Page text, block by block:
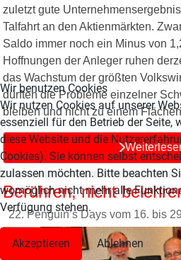
zuletzt gute
Talfahrt an den Aktienmärkten.
Saldo immer noch ein Minus von
Hoffnungen der Anleger ruhen
das Wachstum der größten
dürften die Probleme einzelner
bleiben und nicht zu einem
Berühren, nicht
22. Penguin’s Days vom 16. bis
Wir benutzen Cookies
Wir nutzen Cookies auf unserer
essenziell für den Betrieb der Seite,
diese Website und die
Cookies). Sie können selbst
zulassen möchten. Bitte beachten
womöglich nicht mehr alle
Verfügung stehen.
Akzeptieren
Ablehnen